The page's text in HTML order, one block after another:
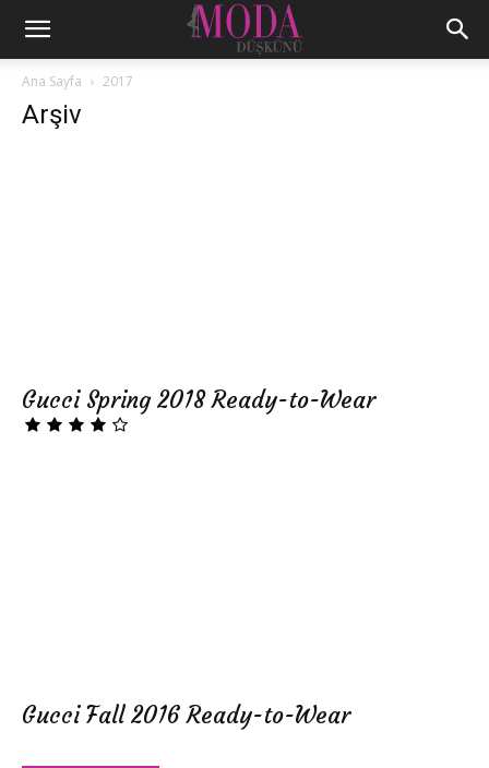
Ana Sayfa 2017
Arşiv
Gucci Spring 2018 Ready-to-Wear
Gucci Fall 2016 Ready-to-Wear